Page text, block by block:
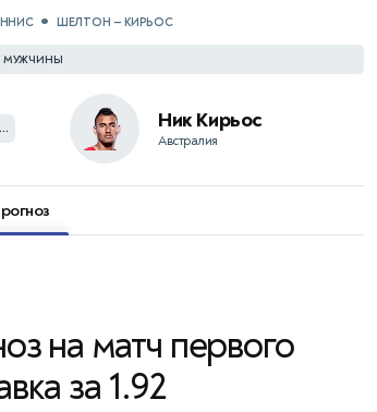
ШЕЛТОН — КИРЬОС
МУЖЧИНЫ
Ник Кирьос
Австралия
на матч первого
за 1.92